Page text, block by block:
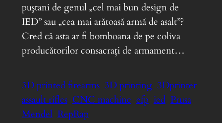
puştani de genul „cel mai bun design de
IED” sau „cea mai arătoasă armă de asalt”?
Cred că asta ar fi bomboana de pe coliva
producătorilor consacraţi de armament…
3D printed firearms 3D printing 3Dprinter
assault rifles CNC machine efp ied Prusa
Mendel RepRap